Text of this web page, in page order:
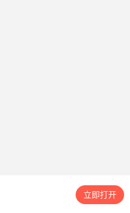
立即打开